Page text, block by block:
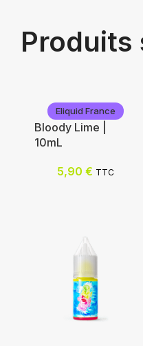
Produits
Eliquid France
Bloody Lime |
10mL
5,90 € TTC